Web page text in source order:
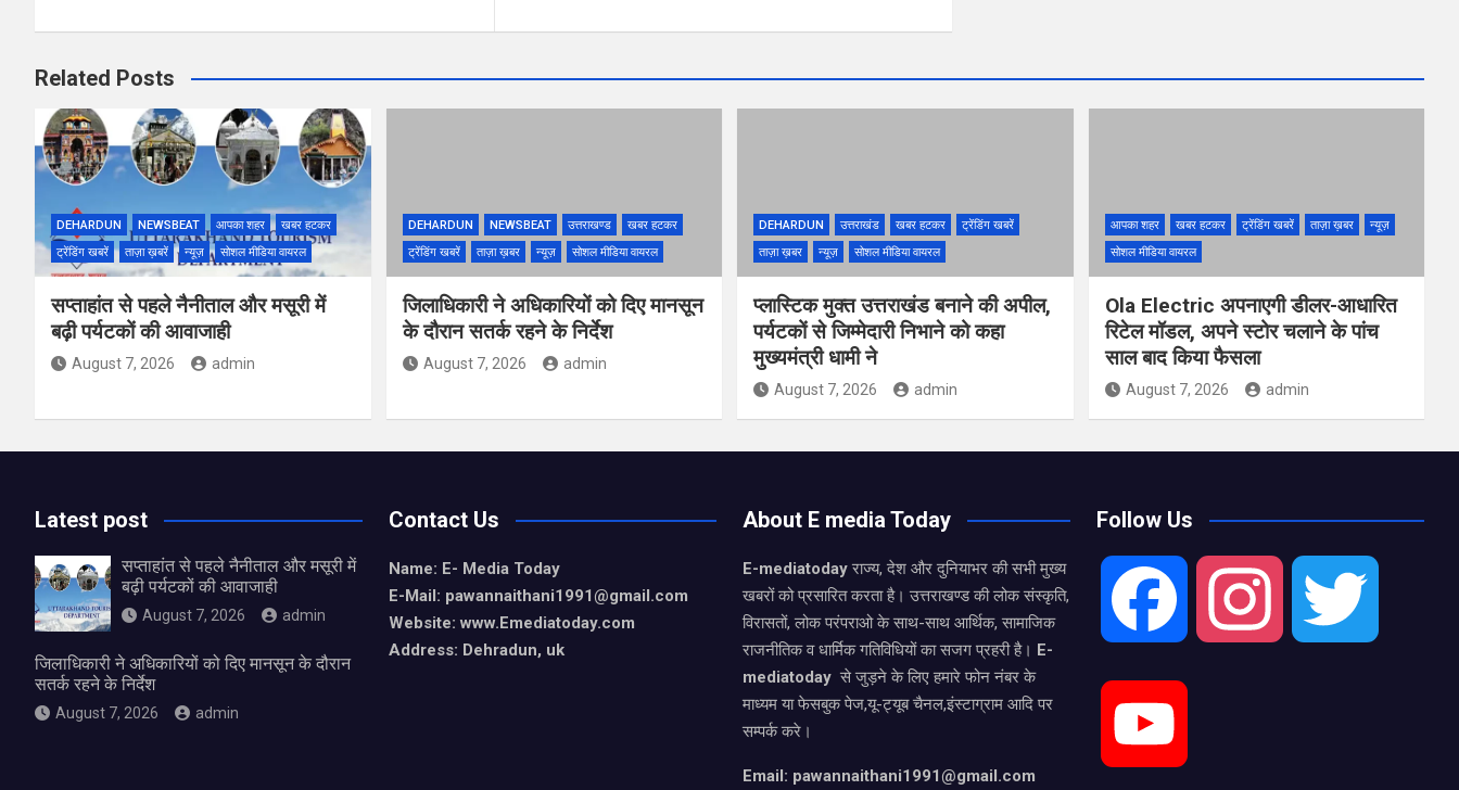
Related Posts
DEHARDUN NEWSBEAT आपका शहर
खबर हटकर
ट्रेंडिंग खबरें
ताज़ा ख़बरें न्यूज़ सोशल मीडिया वायरल
सप्ताहांत से पहले नैनीताल और मसूरी में
बढ़ी पर्यटकों की आवाजाही
August 7, 2026 admin
DEHARDUN NEWSBEAT उत्तराखण्ड
खबर हटकर
ट्रेंडिंग खबरें
ताज़ा ख़बर न्यूज़ सोशल मीडिया वायरल
जिलाधिकारी ने अधिकारियों को दिए मानसून
के दौरान सतर्क रहने के निर्देश
August 7, 2026 admin
DEHARDUN उत्तराखंड खबर हटकर
ट्रेंडिंग खबरें
ताज़ा ख़बर
न्यूज़ सोशल मीडिया वायरल
प्लास्टिक मुक्त उत्तराखंड बनाने की अपील,
पर्यटकों से जिम्मेदारी निभाने को कहा
मुख्यमंत्री धामी ने
August 7, 2026 admin
आपका शहर खबर हटकर ट्रेंडिंग खबरें ताज़ा ख़बर
न्यूज़
सोशल मीडिया वायरल
Ola Electric अपनाएगी डीलर-आधारित
रिटेल मॉडल, अपने स्टोर चलाने के पांच
साल बाद किया फैसला
August 7, 2026 admin
Latest post
सप्ताहांत से पहले नैनीताल और मसूरी में
बढ़ी पर्यटकों की आवाजाही
August 7, 2026 admin
जिलाधिकारी ने अधिकारियों को दिए मानसून के दौरान
सतर्क रहने के निर्देश
August 7, 2026 admin
Contact Us
Name: E- Media Today
E-Mail: pawannaithani1991@gmail.com
Website: www.Emediatoday.com
Address: Dehradun, uk
About E media Today
E-mediatodayराज्य, देश और दुनियाभर की सभी मुख्य
खबरों को प्रसारित करता है। उत्तराखण्ड की लोक संस्कृति,
विरासतों, लोक परंपराओ के साथ-साथ आर्थिक, सामाजिक
राजनीतिक व धार्मिक गतिविधियों का सजग प्रहरी है। E-
mediatoday से जुड़ने के लिए हमारे फोन नंबर के
माध्यम या फेसबुक पेज,यू-ट्यूब चैनल,इंस्टाग्राम आदि पर
सम्पर्क करे।
Email: pawannaithani1991@gmail.com
Follow Us